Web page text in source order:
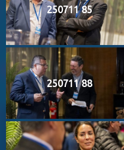
250711 85
250711 88